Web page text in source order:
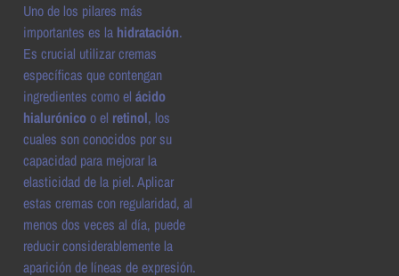
Uno de los pilares más
importantes es la hidratación.
Es crucial utilizar cremas
específicas que contengan
ingredientes como el ácido
hialurónicoo el retinol, los
cuales son conocidos por su
capacidad para mejorar la
elasticidad de la piel. Aplicar
estas cremas con regularidad, al
menos dos veces al día, puede
reducir considerablemente la
aparición de líneas de expresión.